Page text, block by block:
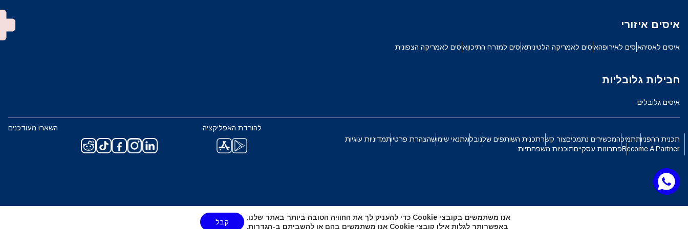
איסים איזורי
איסים לאסיהאיסים לאירופהאיסים לאמריקה הלטיניתאיסים למזרח התיכוןאיסים לאמריקה הצפונית
חבילות גלובליות
איסים גלובלים
תכנית ההפניותתמיכהמכשירים נתמכיםצור קשרתכנית השותפים שלנובלוגתנאי שימושהצהרת פרטיותמדיניות עוגיות
Become A Partnerפתרונות עסקייםתוכניות משפחתיות
להורדת האפליקציה השארו מעודכנים
简体中文
繁體中文
CAD - דולר קנדי
CHF - פרנק שוויצרי NZD - דולר ניו זילנדי
אנו משתמשים בקובצי Cookie כדי להעניק לך את החוויה הטובה ביותר באתר שלנו.
באפשרותך לגלות אילו קובצי Cookie אנו משתמשים בהם או להשביתם ב-
הגדרות.
קבל